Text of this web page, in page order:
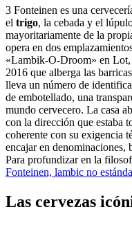
3 Fonteinen es una
el trigo, la cebada y el
mayoritariamente de la
opera en dos
«Lambik-O-Droom» en Lot,
2016 que alberga las
lleva un número de
de embotellado, una
mundo cervecero. La casa
con la dirección que estaba
coherente con su exigencia
encajar en denominaciones,
Para profundizar en la
Fonteinen, lambic no
Las cervezas